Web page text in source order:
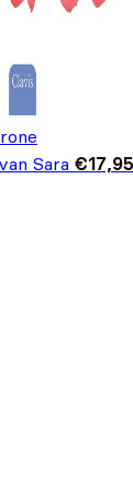
Sara €17,95